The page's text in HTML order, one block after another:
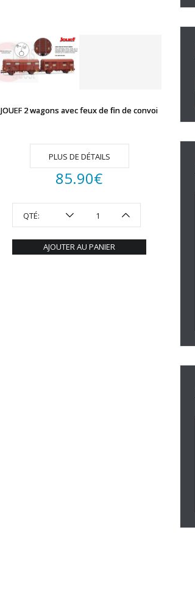
JOUEF 2 wagons avec feux de fin de convoi
PLUS DE DÉTAILS
85.90€
QTÉ:
AJOUTER AU PANIER